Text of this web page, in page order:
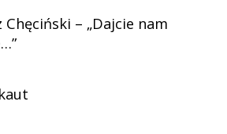
– „Dajcie nam